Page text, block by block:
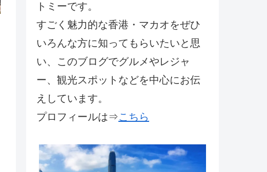
トミーです。
すごく魅力的な香港・マカオをぜひ
いろんな方に知ってもらいたいと思
い、このブログでグルメやレジャ
ー、観光スポットなどを中心にお伝
えしています。
プロフィールは⇒こちら